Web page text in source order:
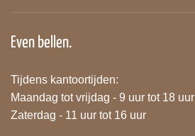
Even bellen.
Tijdens kantoortijden:
Maandag tot vrijdag - 9 uur tot 18 uur
Zaterdag - 11 uur tot 16 uur